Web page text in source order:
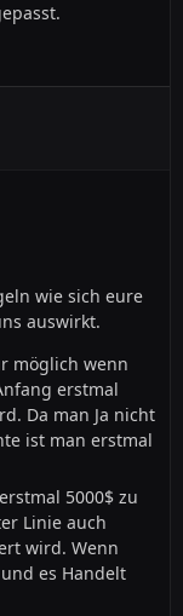
wie sich eure
auswirkt.
möglich wenn
erstmal
Da man Ja nicht
ist man erstmal
5000$ zu
Linie auch
wird. Wenn
es Handelt